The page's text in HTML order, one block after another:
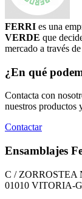
FERRI es una
VERDE que
mercado a través
¿En qué
Contacta con
nuestros productos
Contactar
Ensamblajes
C / ZORROSTEA
01010 VITORIA-